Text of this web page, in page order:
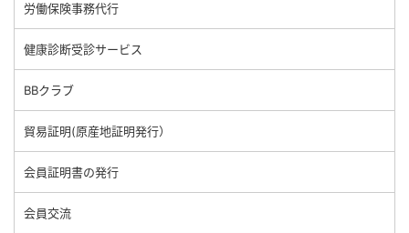
労働保険事務代行
健康診断受診サービス
BBクラブ
貿易証明(原産地証明発行）
会員証明書の発行
会員交流